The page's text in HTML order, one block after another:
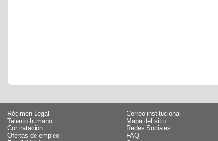
Régimen Legal
Talento humano
Contratación
Ofertas de empleo
Correo institucional
Mapa del sitio
Redes Sociales
FAQ